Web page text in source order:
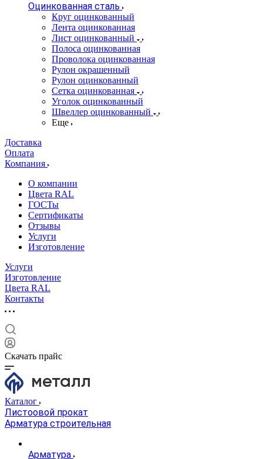
Оцинкованная сталь
Круг оцинкованный
Лента оцинкованная
Лист оцинкованный
Полоса оцинкованная
Проволока оцинкованная
Рулон окрашенный
Рулон оцинкованный
Сетка оцинкованная
Уголок оцинкованный
Швеллер оцинкованный
Еще
Доставка
Оплата
Компания
О компании
Цвета RAL
ГОСТы
Сертификаты
Отзывы
Услуги
Изготовление
Услуги
Изготовление
Цвета RAL
Контакты
Скачать прайс
Каталог
Листоовой прокат
Арматура строительная
Арматура